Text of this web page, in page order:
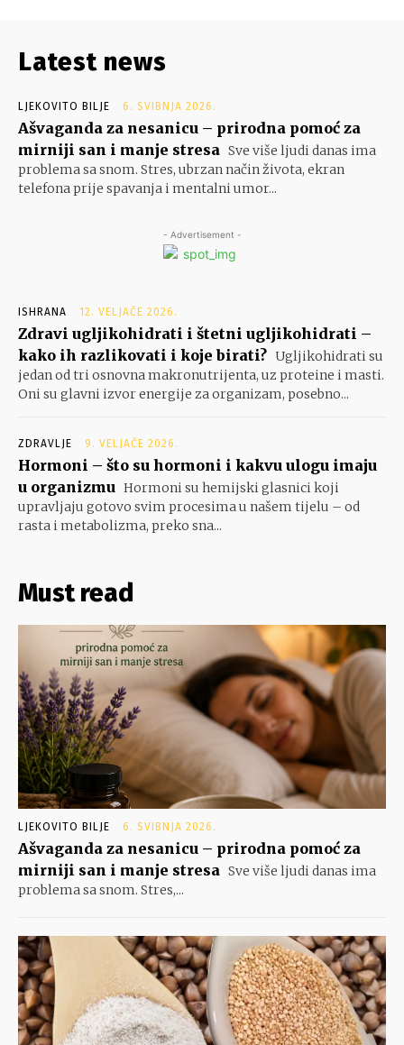
Latest news
LJEKOVITO BILJE 6. SVIBNJA 2026.
Ašvaganda za nesanicu – prirodna pomoć za
mirniji san i manje stresa Sve više ljudi danas ima
problema sa snom. Stres, ubrzan način života, ekran
telefona prije spavanja i mentalni umor...
- Advertisement -
ISHRANA 12. VELJAČE 2026.
Zdravi ugljikohidrati i štetni ugljikohidrati –
kako ih razlikovati i koje birati? Ugljikohidrati su
jedan od tri osnovna makronutrijenta, uz proteine i masti.
Oni su glavni izvor energije za organizam, posebno...
ZDRAVLJE 9. VELJAČE 2026.
Hormoni – što su hormoni i kakvu ulogu imaju
u organizmu Hormoni su hemijski glasnici koji
upravljaju gotovo svim procesima u našem tijelu – od
rasta i metabolizma, preko sna...
Must read
LJEKOVITO BILJE 6. SVIBNJA 2026.
Ašvaganda za nesanicu – prirodna pomoć za
mirniji san i manje stresa Sve više ljudi danas ima
problema sa snom. Stres,...